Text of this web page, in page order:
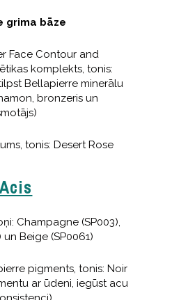
grima bāze
Face Contour and
komplekts, tonis:
Bellapierre minerālu
bronzeris un
tonis: Desert Rose
Acis
Champagne (SP003),
un Beige (SP0061)
pigments, tonis: Noir
ar ūdeni, iegūst acu